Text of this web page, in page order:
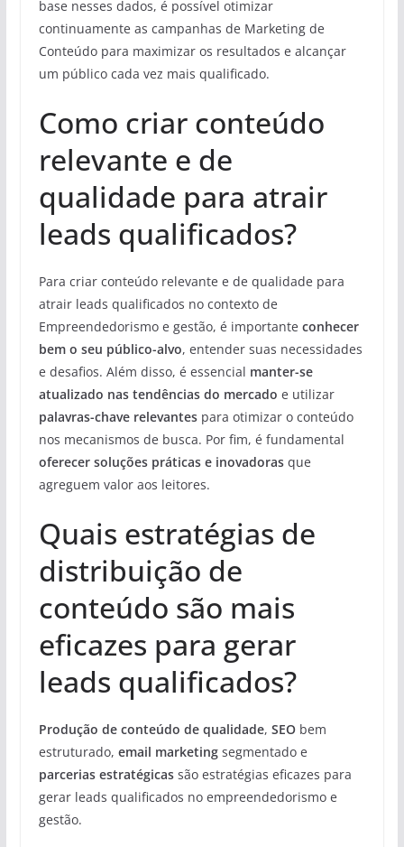
base nesses dados, é possível otimizar
continuamente as campanhas de Marketing de
Conteúdo para maximizar os resultados e alcançar
um público cada vez mais qualificado.
Como criar conteúdo
relevante e de
qualidade para atrair
leads qualificados?
Para criar conteúdo relevante e de qualidade para
atrair leads qualificados no contexto de
Empreendedorismo e gestão, é importante conhecer
bem o seu público-alvo, entender suas necessidades
e desafios. Além disso, é essencial manter-se
atualizado nas tendências do mercado e utilizar
palavras-chave relevantespara otimizar o conteúdo
nos mecanismos de busca. Por fim, é fundamental
oferecer soluções práticas e inovadorasque
agreguem valor aos leitores.
Quais estratégias de
distribuição de
conteúdo são mais
eficazes para gerar
leads qualificados?
Produção de conteúdo de qualidade, SEObem
estruturado, email marketingsegmentado e
parcerias estratégicassão estratégias eficazes para
gerar leads qualificados no empreendedorismo e
gestão.